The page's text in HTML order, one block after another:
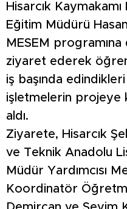
Hisarcık
Eğitim Müdürü
MESEM
ziyaret ederek
iş başında
işletmelerin projeye
aldı.
Ziyarete, Hisarcık
ve Teknik Anadolu
Müdür Yardımcısı
Koordinatör